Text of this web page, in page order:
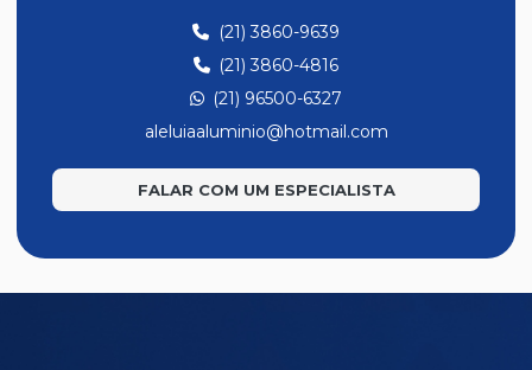
BG025
(21) 3860-9639
(21) 3860-4816
(21) 96500-6327
aleluiaaluminio@hotmail.com
FALAR COM UM ESPECIALISTA